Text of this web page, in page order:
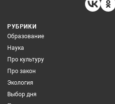
РУБРИКИ
Образование
Наука
Про культуру
Про закон
Экология
Выбор дня